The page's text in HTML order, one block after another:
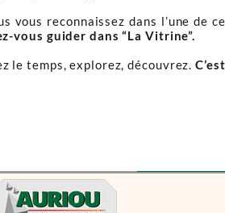
vous reconnaissez dans l’une de
vous guider dans “La Vitrine”.
le temps, explorez, découvrez.